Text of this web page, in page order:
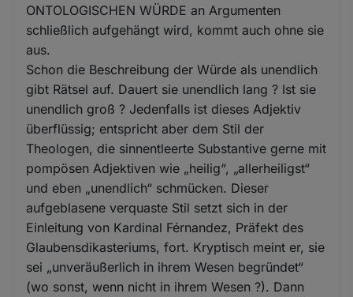
ONTOLOGISCHEN WÜRDE an Argumenten
schließlich aufgehängt wird, kommt auch ohne sie
aus.
Schon die Beschreibung der Würde als unendlich
gibt Rätsel auf. Dauert sie unendlich lang ? Ist sie
unendlich groß ? Jedenfalls ist dieses Adjektiv
überflüssig; entspricht aber dem Stil der
Theologen, die sinnentleerte Substantive gerne mit
pompösen Adjektiven wie „heilig“, „allerheiligst“
und eben „unendlich“ schmücken. Dieser
aufgeblasene verquaste Stil setzt sich in der
Einleitung von Kardinal Férnandez, Präfekt des
Glaubensdikasteriums, fort. Kryptisch meint er, sie
sei „unveräußerlich in ihrem Wesen begründet“
(wo sonst, wenn nicht in ihrem Wesen ?). Dann